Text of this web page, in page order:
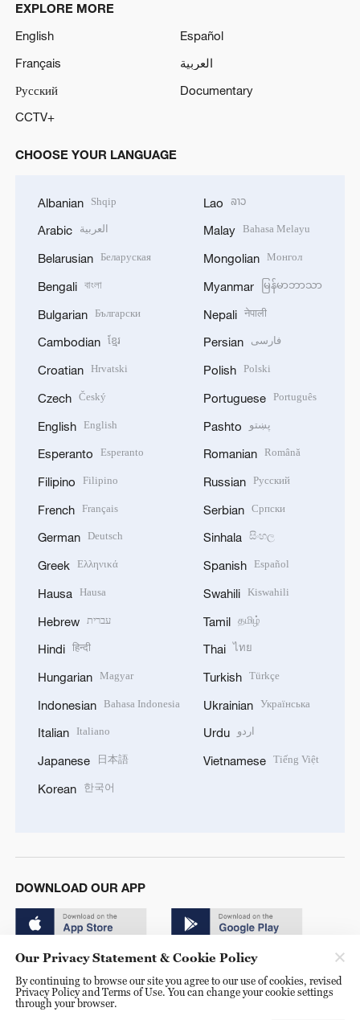
EXPLORE MORE
English
Español
Français
العربية
Русский
Documentary
CCTV+
CHOOSE YOUR LANGUAGE
Albanian Shqip
Arabic العربية
Belarusian Беларуская
Bengali বাংলা
Bulgarian Български
Cambodian ខ្មែរ
Croatian Hrvatski
Czech Český
English English
Esperanto Esperanto
Filipino Filipino
French Français
German Deutsch
Greek Ελληνικά
Hausa Hausa
Hebrew עברית
Hindi हिन्दी
Hungarian Magyar
Indonesian Bahasa Indonesia
Italian Italiano
Japanese 日本語
Korean 한국어
Lao ລາວ
Malay Bahasa Melayu
Mongolian Монгол
Myanmar မြန်မာဘာသာ
Nepali नेपाली
Persian فارسی
Polish Polski
Portuguese Português
Pashto پښتو
Romanian Română
Russian Русский
Serbian Српски
Sinhala සිංහල
Spanish Español
Swahili Kiswahili
Tamil தமிழ்
Thai ไทย
Turkish Türkçe
Ukrainian Українська
Urdu اردو
Vietnamese Tiếng Việt
DOWNLOAD OUR APP
© China Radio International.CRI. All Rights Reserved. 16A
Our Privacy Statement & Cookie Policy
By continuing to browse our site you agree to our use of cookies, revised
Privacy Policy and Terms of Use. You can change your cookie settings
through your browser.